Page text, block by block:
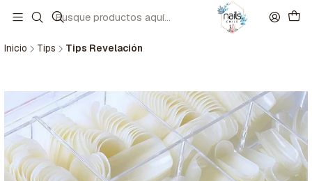
Inicio Tips Tips Revelación